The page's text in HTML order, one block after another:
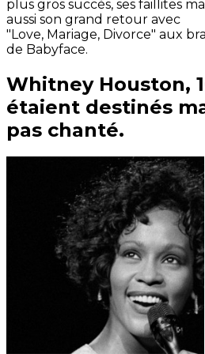
plus gros succès, ses faillites
aussi son grand retour avec
"Love, Mariage, Divorce" aux
de Babyface.
Whitney Houston,
étaient destinés
pas chanté.